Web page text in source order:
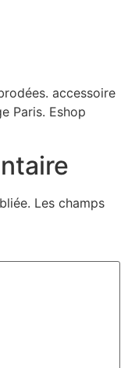
accessoire
Paris. Eshop
Les champs